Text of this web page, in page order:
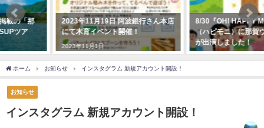
2023年11月19日 阿波銀行さん本店
にて木育イベント開催！
8/30『OH! HAPPY MORNING』
（ハピモニ）に那賀ウッド・庄野
が出演しました！
ホーム お知らせ インスタグラム 新規アカウント開設！
お知らせ
インスタグラム 新規アカウント開設！